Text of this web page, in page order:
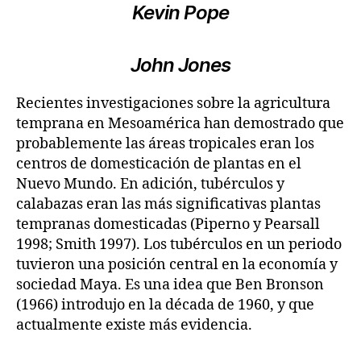
Kevin Pope
John Jones
Recientes investigaciones sobre la agricultura
temprana en Mesoamérica han demostrado que
probablemente las áreas tropicales eran los
centros de domesticación de plantas en el
Nuevo Mundo. En adición, tubérculos y
calabazas eran las más significativas plantas
tempranas domesticadas (Piperno y Pearsall
1998; Smith 1997). Los tubérculos en un periodo
tuvieron una posición central en la economía y
sociedad Maya. Es una idea que Ben Bronson
(1966) introdujo en la década de 1960, y que
actualmente existe más evidencia.